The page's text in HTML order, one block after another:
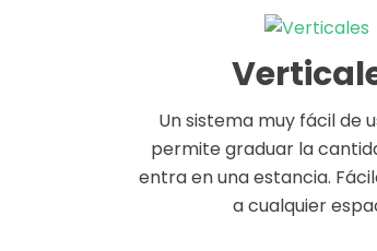
Un sistema muy fácil de
permite graduar la
entra en una estancia.
a cualquier